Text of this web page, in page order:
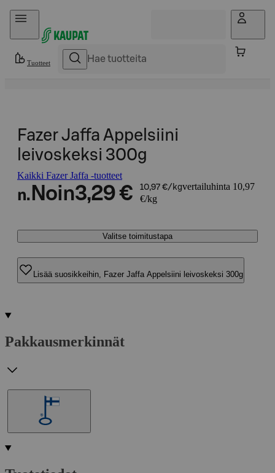
Hyppää sisältöön
Tuotteet
Fazer Jaffa Appelsiini
leivoskeksi 300g
Kaikki Fazer Jaffa -tuotteet
n. Noin3,29 € 10,97 €/kgvertailuhinta 10,97
€/kg
Valitse toimitustapa
Lisää suosikkeihin, Fazer Jaffa Appelsiini leivoskeksi 300g
Pakkausmerkinnät